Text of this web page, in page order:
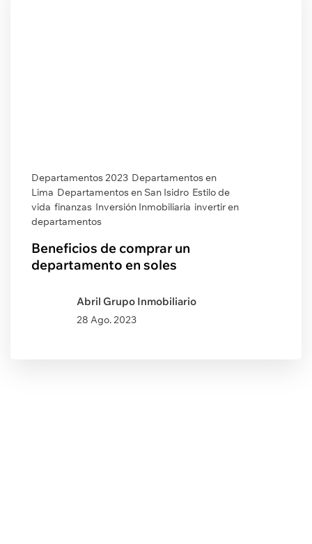
Departamentos 2023 Departamentos en
Lima Departamentos en San Isidro Estilo de
vida finanzas Inversión Inmobiliaria invertir en
departamentos
Beneficios de comprar un
departamento en soles
Abril Grupo Inmobiliario
28 Ago. 2023